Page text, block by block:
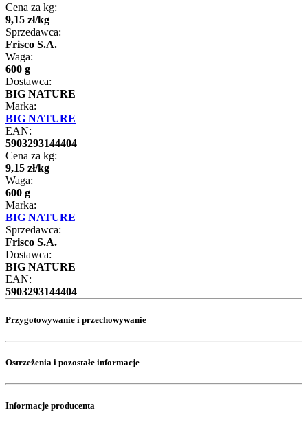
Cena za kg:
9,15 zł/kg
Sprzedawca:
Frisco S.A.
Waga:
600 g
Dostawca:
BIG NATURE
Marka:
BIG NATURE
EAN:
5903293144404
Cena za kg:
9,15 zł/kg
Waga:
600 g
Marka:
BIG NATURE
Sprzedawca:
Frisco S.A.
Dostawca:
BIG NATURE
EAN:
5903293144404
Przygotowywanie i przechowywanie
Ostrzeżenia i pozostałe informacje
Informacje producenta